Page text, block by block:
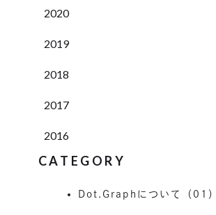
2020
2019
2018
2017
2016
CATEGORY
Dot.Graphについて（01）